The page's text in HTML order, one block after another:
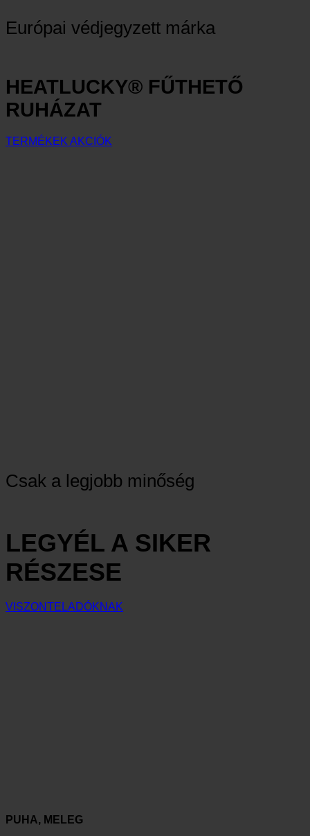
Európai védjegyzett márka
HEATLUCKY® FŰTHETŐ
RUHÁZAT
TERMÉKEK AKCIÓK
Csak a legjobb minőség
LEGYÉL A SIKER
RÉSZESE
VISZONTELADÓKNAK
PUHA, MELEG